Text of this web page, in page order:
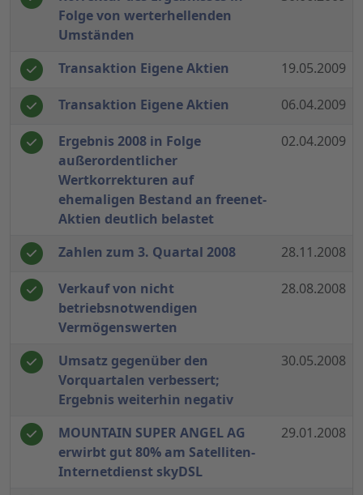
Folge von werterhellenden
Umständen
Transaktion Eigene Aktien 19.05.2009
Transaktion Eigene Aktien 06.04.2009
Ergebnis 2008 in Folge
außerordentlicher
Wertkorrekturen auf
ehemaligen Bestand an freenet-
Aktien deutlich belastet
02.04.2009
Zahlen zum 3. Quartal 2008 28.11.2008
Verkauf von nicht
betriebsnotwendigen
Vermögenswerten
28.08.2008
Umsatz gegenüber den
Vorquartalen verbessert;
Ergebnis weiterhin negativ
30.05.2008
MOUNTAIN SUPER ANGEL AG
erwirbt gut 80% am Satelliten-
Internetdienst skyDSL
29.01.2008